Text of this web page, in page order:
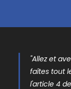
"Allez et
faîtes tout
l'article 4